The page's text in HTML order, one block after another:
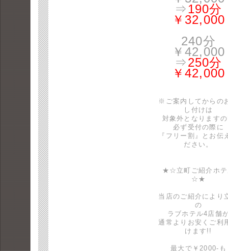
⇒190分
￥32,000
240分
￥42,000
⇒250分
￥42,000
※ご案内してからの
し付けは
対象外となります
必ず受付の際に
『フリー割』とお伝
ださい。
★☆立町ご紹介ホ
☆★
当店のご紹介により
の
ラブホテル4店舗
通常よりお安くご利
けます!!
最大で￥2000-も